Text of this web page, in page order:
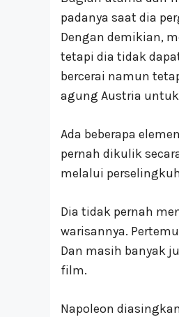
padanya saat dia
Dengan demikian,
tetapi dia tidak
bercerai namun
agung Austria
Ada beberapa
pernah dikulik
melalui
Dia tidak pernah
warisannya.
Dan masih banyak
film.
Napoleon